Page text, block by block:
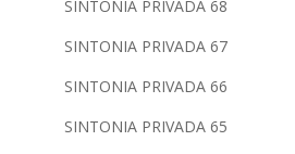
SINTONIA PRIVADA 68
SINTONIA PRIVADA 67
SINTONIA PRIVADA 66
SINTONIA PRIVADA 65